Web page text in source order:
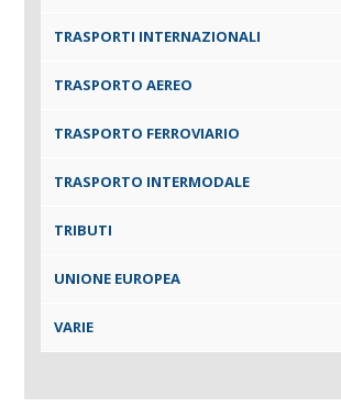
TRASPORTI INTERNAZIONALI
TRASPORTO AEREO
TRASPORTO FERROVIARIO
TRASPORTO INTERMODALE
TRIBUTI
UNIONE EUROPEA
VARIE